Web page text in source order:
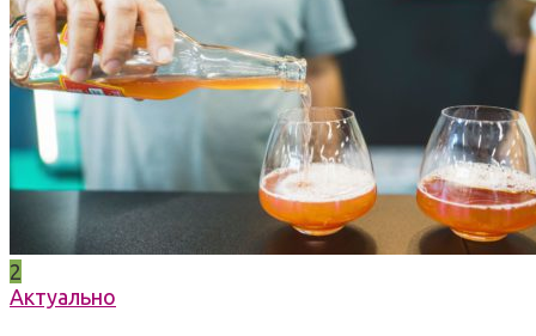
2
Актуально